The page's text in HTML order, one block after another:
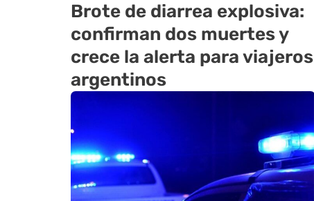
Brote de diarrea explosiva:
confirman dos muertes y
crece la alerta para viajeros
argentinos